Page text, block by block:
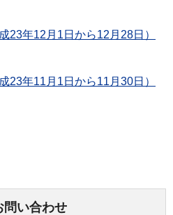
23年12月1日から12月28日）
23年11月1日から11月30日）
問い合わせ